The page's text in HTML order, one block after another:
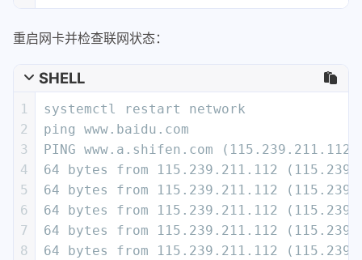
重启网卡并检查联网状态：
SHELL
1
2
3
4
5
6
7
8
systemctl restart network
ping www.baidu.com
PING www.a.shifen.com
64 bytes from 115.239.211.112
64 bytes from 115.239.211.112
64 bytes from 115.239.211.112
64 bytes from 115.239.211.112
64 bytes from 115.239.211.112